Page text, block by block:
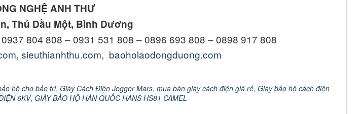
NGHỆ ANH THƯ
Thủ Dầu Một, Bình Dương
804 808 – 0931 531 808 – 0896 693 808 – 0898 917 808
,sieuthianhthu.com, baoholaodongduong.com
hộ cho bảo tri,Giày Cách Điện Jogger Mars,mua bán giày cách điện giá rẻ,Giày bảo hộ cách điện
6KV,GIÀY BẢO HỘ HÀN QUỐC HANS HS81 CAMEL